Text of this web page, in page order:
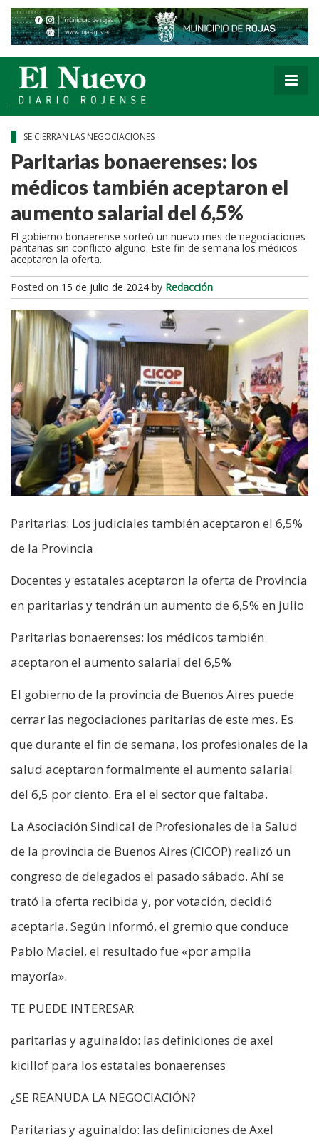
SE CIERRAN LAS NEGOCIACIONES
Paritarias bonaerenses: los
médicos también aceptaron el
aumento salarial del 6,5%
El gobierno bonaerense sorteó un nuevo mes de negociaciones
paritarias sin conflicto alguno. Este fin de semana los médicos
aceptaron la oferta.
Posted on 15 de julio de 2024 by Redacción
Paritarias: Los judiciales también aceptaron el 6,5%
de la Provincia
Docentes y estatales aceptaron la oferta de Provincia
en paritarias y tendrán un aumento de 6,5% en julio
Paritarias bonaerenses: los médicos también
aceptaron el aumento salarial del 6,5%
El gobierno de la provincia de Buenos Aires puede
cerrar las negociaciones paritarias de este mes. Es
que durante el fin de semana, los profesionales de la
salud aceptaron formalmente el aumento salarial
del 6,5 por ciento. Era el el sector que faltaba.
La Asociación Sindical de Profesionales de la Salud
de la provincia de Buenos Aires (CICOP) realizó un
congreso de delegados el pasado sábado. Ahí se
trató la oferta recibida y, por votación, decidió
aceptarla. Según informó, el gremio que conduce
Pablo Maciel, el resultado fue «por amplia
mayoría».
TE PUEDE INTERESAR
paritarias y aguinaldo: las definiciones de axel
kicillof para los estatales bonaerenses
¿SE REANUDA LA NEGOCIACIÓN?
Paritarias y aguinaldo: las definiciones de Axel